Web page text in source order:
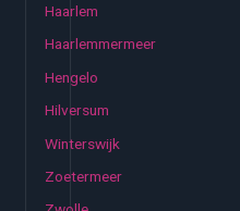
Haarlem
Haarlemmermeer
Hengelo
Hilversum
Winterswijk
Zoetermeer